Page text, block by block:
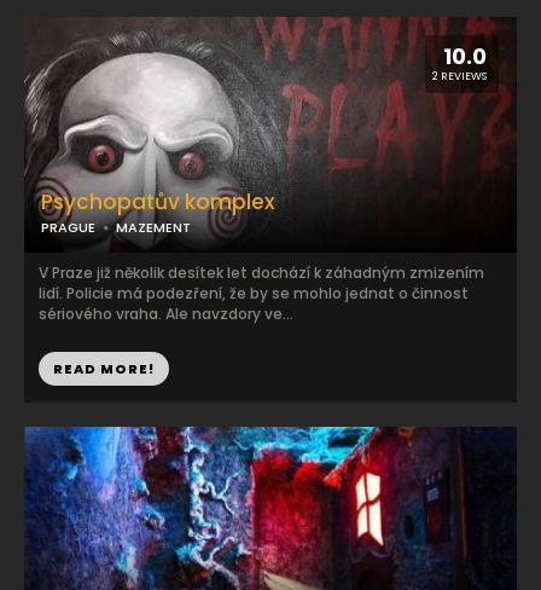
10.0
2 REVIEWS
Psychopatův komplex
PRAGUE MAZEMENT
V Praze již několik desítek let dochází k záhadným zmizením
lidí. Policie má podezření, že by se mohlo jednat o činnost
sériového vraha. Ale navzdory ve...
READ MORE!